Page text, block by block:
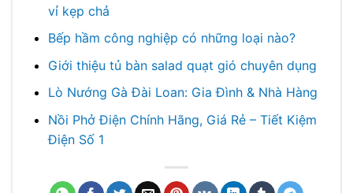
vỉ kẹp chả
Bếp hầm công nghiệp có những loại nào?
Giới thiệu tủ bàn salad quạt gió chuyên dụng
Lò Nướng Gà Đài Loan: Gia Đình & Nhà Hàng
Nồi Phở Điện Chính Hãng, Giá Rẻ – Tiết Kiệm
Điện Số 1